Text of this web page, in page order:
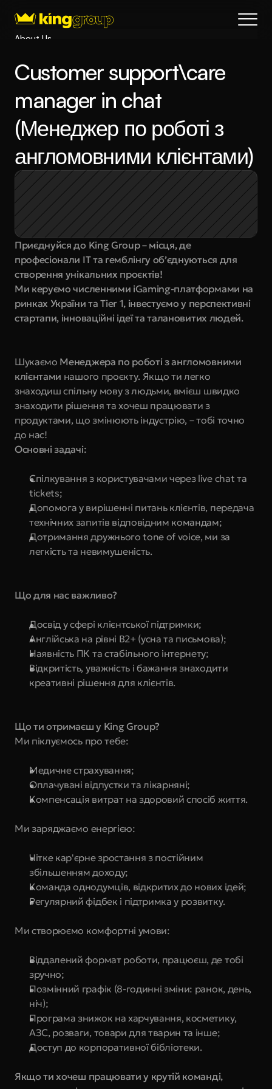
About Us
Services
Coming Soon
King Interns
404
Customer support\care
manager in chat
(Менеджер по роботі з
англомовними клієнтами)
Приєднуйся до King Group – місця, де
професіонали IT та гемблінгу об’єднуються для
створення унікальних проєктів!
Ми керуємо численними iGaming-платформами на
ринках України та Tier 1, інвестуємо у перспективні
стартапи, інноваційні ідеї та талановитих людей.
Шукаємо Менеджера по роботі з англомовними
клієнтами нашого проєкту. Якщо ти легко
знаходиш спільну мову з людьми, вмієш швидко
знаходити рішення та хочеш працювати з
продуктами, що змінюють індустрію, – тобі точно
до нас!
Основні задачі:
Спілкування з користувачами через live chat та
tickets;
Допомога у вирішенні питань клієнтів, передача
технічних запитів відповідним командам;
Дотримання дружнього tone of voice, ми за
легкість та невимушеність.
Що для нас важливо?
Досвід у сфері клієнтської підтримки;
Англійська на рівні B2+ (усна та письмова);
Наявність ПК та стабільного інтернету;
Відкритість, уважність і бажання знаходити
креативні рішення для клієнтів.
Що ти отримаєш у King Group?
Ми піклуємось про тебе:
Медичне страхування;
Оплачувані відпустки та лікарняні;
Компенсація витрат на здоровий спосіб життя.
Ми заряджаємо енергією:
Чітке кар'єрне зростання з постійним
збільшенням доходу;
Команда однодумців, відкритих до нових ідей;
Регулярний фідбек і підтримка у розвитку.
Ми створюємо комфортні умови:
Віддалений формат роботи, працюєш, де тобі
зручно;
Позмінний графік (8-годинні зміни: ранок, день,
ніч);
Програма знижок на харчування, косметику,
АЗС, розваги, товари для тварин та інше;
Доступ до корпоративної бібліотеки.
Якщо ти хочеш працювати у крутій команді,